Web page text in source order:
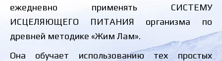
ежедневно применять СИСТЕМУ
ИСЦЕЛЯЮЩЕГО ПИТАНИЯ организма по
древней методике «Жим Лам».
Она обучает использованию тех простых